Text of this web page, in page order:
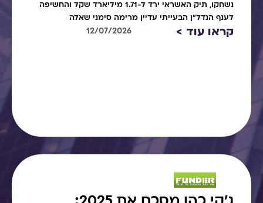
נשחקו, תיק האשראי ירד ל-1.71 מיליארד שקל והחשיפה
לענף הנדל"ן הבעייתי עדיין מרימה סימני שאלה
קראו עוד > 12/07/2026